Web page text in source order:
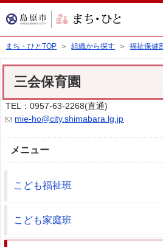
まち・ひとTOP ＞組織から探す ＞福祉保健
三会保育園
TEL：0957-63-2268(直通)
mie-ho@city.shimabara.lg.jp
メニュー
こども福祉班
こども家庭班